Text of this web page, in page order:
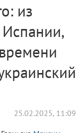
из
25.02.2025, 11:09